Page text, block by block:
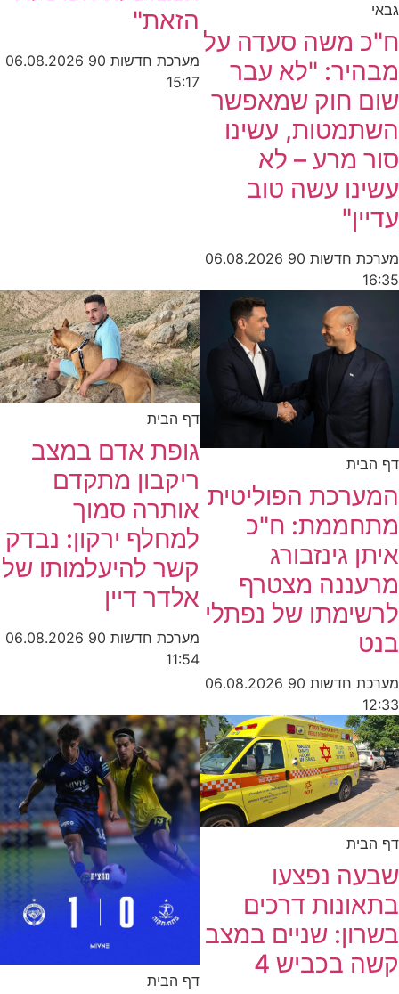
גבאי
ח"כ משה סעדה על
מבהיר: "לא עבר
שום חוק שמאפשר
השתמטות, עשינו
סור מרע – לא
עשינו עשה טוב
עדיין"
מערכת חדשות 90
06.08.2026
16:35
הזאת"
מערכת חדשות 90
06.08.2026
15:17
דף הבית
המערכת הפוליטית
מתחממת: ח"כ
איתן גינזבורג
מרעננה מצטרף
לרשימתו של נפתלי
בנט
מערכת חדשות 90
06.08.2026
12:33
דף הבית
גופת אדם במצב
ריקבון מתקדם
אותרה סמוך
למחלף ירקון: נבדק
קשר להיעלמותו של
אלדר דיין
מערכת חדשות 90
06.08.2026
11:54
דף הבית
שבעה נפצעו
בתאונות דרכים
בשרון: שניים במצב
קשה בכביש 4
דף הבית